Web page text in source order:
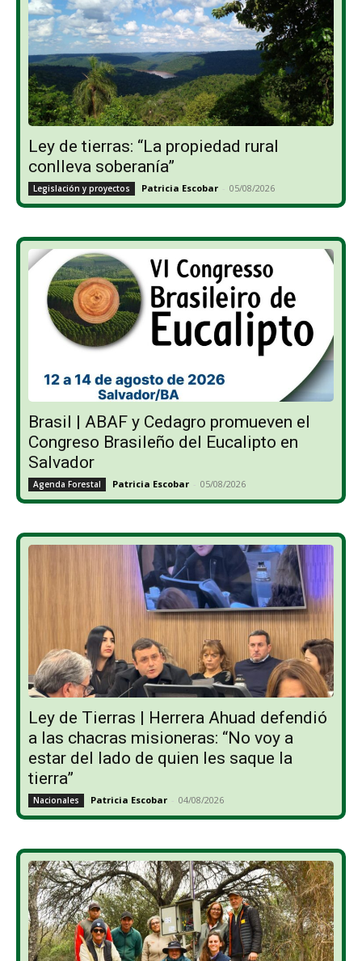
Ley de tierras: “La propiedad rural
conlleva soberanía”
Legislación y proyectos Patricia Escobar - 05/08/2026
Brasil | ABAF y Cedagro promueven el
Congreso Brasileño del Eucalipto en
Salvador
Agenda Forestal Patricia Escobar - 05/08/2026
Ley de Tierras | Herrera Ahuad defendió
a las chacras misioneras: “No voy a
estar del lado de quien les saque la
tierra”
Nacionales Patricia Escobar - 04/08/2026